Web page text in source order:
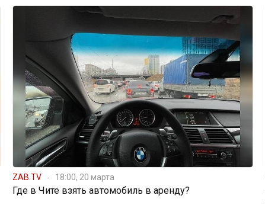
ZAB.TV 18:00, 20 марта
Где в Чите взять автомобиль в аренду?